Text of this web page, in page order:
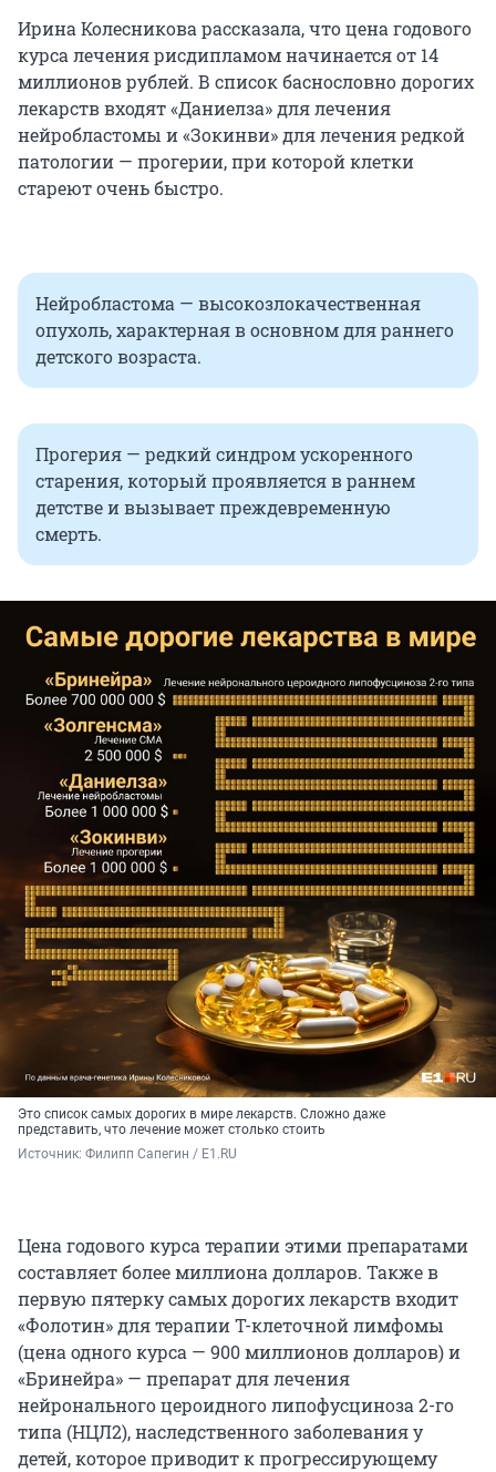
Ирина Колесникова рассказала, что цена годового
курса лечения рисдипламом начинается от 14
миллионов рублей. В список баснословно дорогих
лекарств входят «Даниелза» для лечения
нейробластомы и «Зокинви» для лечения редкой
патологии — прогерии, при которой клетки
стареют очень быстро.
Нейробластома — высокозлокачественная
опухоль, характерная в основном для раннего
детского возраста.
Прогерия — редкий синдром ускоренного
старения, который проявляется в раннем
детстве и вызывает преждевременную
смерть.
Это список самых дорогих в мире лекарств. Сложно даже
представить, что лечение может столько стоить
Источник: Филипп Сапегин / E1.RU
Цена годового курса терапии этими препаратами
составляет более миллиона долларов. Также в
первую пятерку самых дорогих лекарств входит
«Фолотин» для терапии Т-клеточной лимфомы
(цена одного курса — 900 миллионов долларов) и
«Бринейра» — препарат для лечения
нейронального цероидного липофусциноза 2-го
типа (НЦЛ2), наследственного заболевания у
детей, которое приводит к прогрессирующему